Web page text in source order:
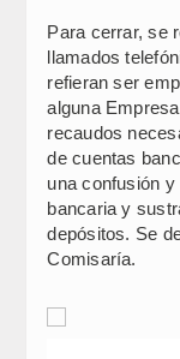
Para cerrar, se
llamados
refieran ser
alguna
recaudos
de cuentas
una confusión
bancaria y
depósitos. Se
Comisaría.